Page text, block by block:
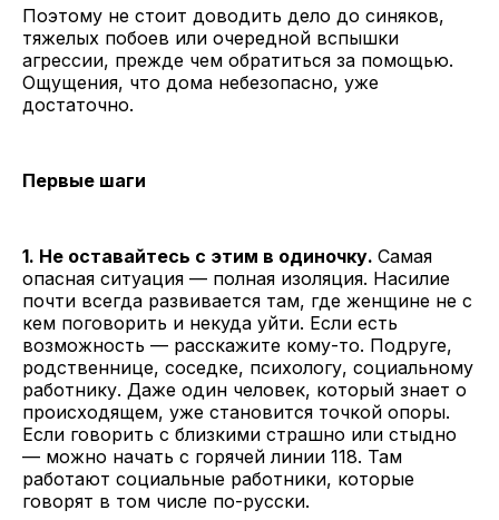
Поэтому не стоит доводить дело до синяков,
тяжелых побоев или очередной вспышки
агрессии, прежде чем обратиться за помощью.
Ощущения, что дома небезопасно, уже
достаточно.
Первые шаги
1. Не оставайтесь с этим в одиночку. Самая
опасная ситуация — полная изоляция. Насилие
почти всегда развивается там, где женщине не с
кем поговорить и некуда уйти. Если есть
возможность — расскажите кому-то. Подруге,
родственнице, соседке, психологу, социальному
работнику. Даже один человек, который знает о
происходящем, уже становится точкой опоры.
Если говорить с близкими страшно или стыдно
— можно начать с горячей линии 118. Там
работают социальные работники, которые
говорят в том числе по-русски.